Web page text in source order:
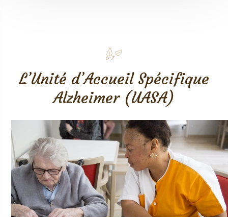
L’Unité d’Accueil Spécifique
Alzheimer (UASA)